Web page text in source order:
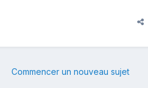
Commencer un nouveau sujet